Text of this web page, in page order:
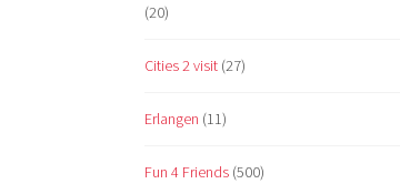
(20)
Cities 2 visit (27)
Erlangen (11)
Fun 4 Friends (500)